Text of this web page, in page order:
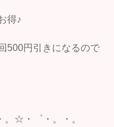
得♪
500円引きになるので
。☆・゜・。・。